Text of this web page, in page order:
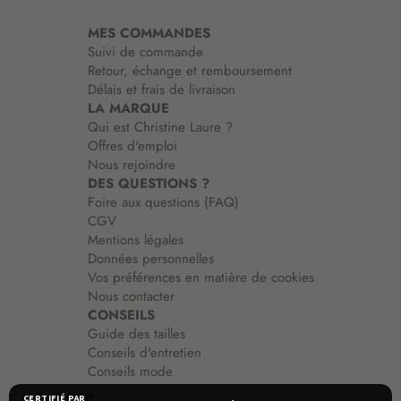
MES COMMANDES
Suivi de commande
Retour, échange et remboursement
Délais et frais de livraison
LA MARQUE
Qui est Christine Laure ?
Offres d'emploi
Nous rejoindre
DES QUESTIONS ?
Foire aux questions (FAQ)
CGV
Mentions légales
Données personnelles
Vos préférences en matière de cookies
Nous contacter
CONSEILS
Guide des tailles
Conseils d'entretien
Conseils mode
Guide vêtements